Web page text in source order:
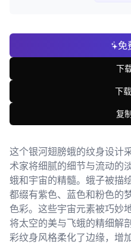
免
下
下
复
这个银河翅膀蛾的纹身设计
术家将细腻的细节与流动的
蛾和宇宙的精髓。蛾子被描
都缀有紫色、蓝色和粉色的
色彩。这些宇宙元素被巧妙
将太空的美与飞蛾的精细解
彩纹身风格柔化了边缘，增